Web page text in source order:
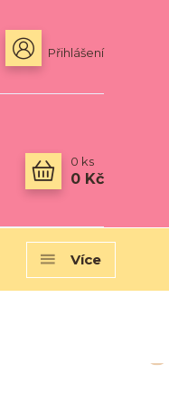
Přihlášení
0 ks
0 Kč
Více